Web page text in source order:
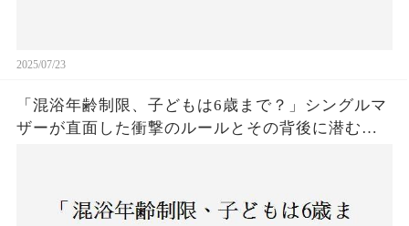
2025/07/23
「混浴年齢制限、子どもは6歳まで？」シングルマ
ザーが直面した衝撃のルールとその背後に潜む社